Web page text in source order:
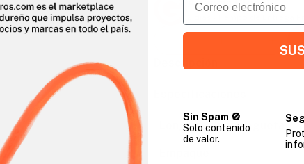
Agencia Global
Descripción
Longitud de la segueta
Sin Spam 🚫
Solo contenido
de valor.